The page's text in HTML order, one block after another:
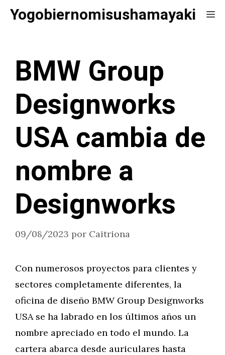
SaltarYogobiernomisushamayaki
BMW Group
Designworks
USA cambia de
nombre a
Designworks
09/08/2023 por Caitriona
Con numerosos proyectos para clientes y
sectores completamente diferentes, la
oficina de diseño BMW Group Designworks
USA se ha labrado en los últimos años un
nombre apreciado en todo el mundo. La
cartera abarca desde auriculares hasta